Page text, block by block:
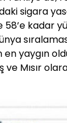
sigara
58’e kadar
en yaygın
ve Mısır